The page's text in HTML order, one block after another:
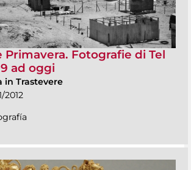
Primavera. Fotografie di Tel
ad oggi
in Trastevere
2012